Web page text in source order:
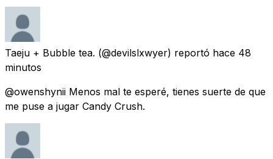
Taeju + Bubble tea. (@devilslxwyer) reportó hace 48
minutos
@owenshynii Menos mal te esperé, tienes suerte de que
me puse a jugar Candy Crush.